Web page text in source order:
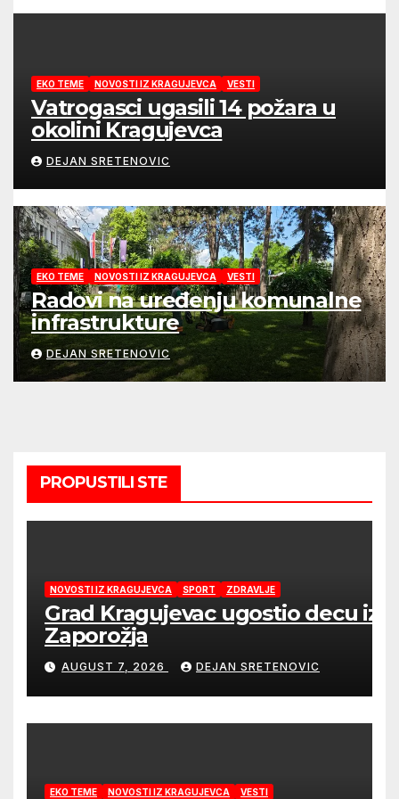
EKO TEME NOVOSTI IZ KRAGUJEVCA VESTI
Vatrogasci ugasili 14 požara u
okolini Kragujevca
DEJAN SRETENOVIC
EKO TEME NOVOSTI IZ KRAGUJEVCA VESTI
Radovi na uređenju komunalne
infrastrukture
DEJAN SRETENOVIC
PROPUSTILI STE
NOVOSTI IZ KRAGUJEVCA SPORT ZDRAVLJE
Grad Kragujevac ugostio decu iz
Zaporožja
AUGUST 7, 2026 DEJAN SRETENOVIC
EKO TEME NOVOSTI IZ KRAGUJEVCA VESTI